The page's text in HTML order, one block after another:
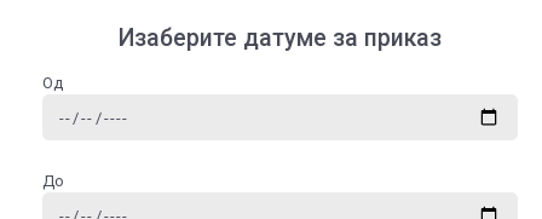
Изаберите датуме за приказ
Од
До